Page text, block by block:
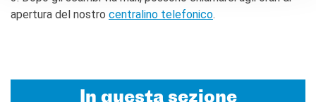
apertura del nostro centralino telefonico.
In questa sezione